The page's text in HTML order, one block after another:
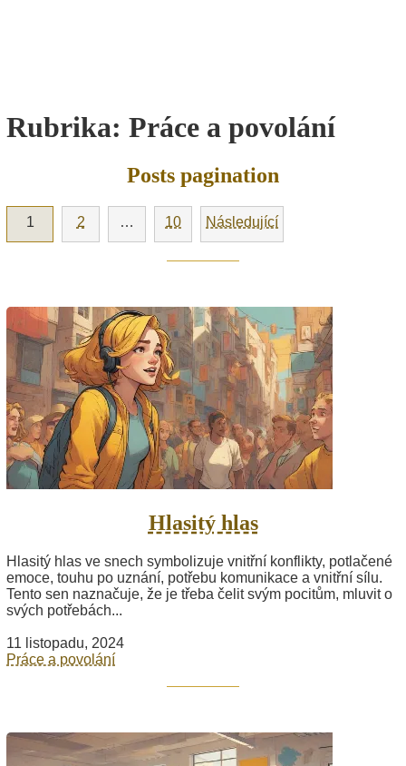
Rubrika: Práce a povolání
Posts pagination
1 2 … 10 Následující
Hlasitý hlas
Hlasitý hlas ve snech symbolizuje vnitřní konflikty, potlačené
emoce, touhu po uznání, potřebu komunikace a vnitřní sílu.
Tento sen naznačuje, že je třeba čelit svým pocitům, mluvit o
svých potřebách...
11 listopadu, 2024
Práce a povolání